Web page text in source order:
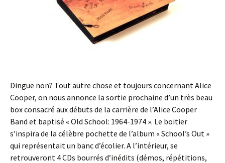
Dingue non? Tout autre chose et toujours concernant Alice
Cooper, on nous annonce la sortie prochaine d’un très beau
box consacré aux débuts de la carrière de l’Alice Cooper
Band et baptisé « Old School: 1964-1974 ». Le boitier
s’inspira de la célèbre pochette de l’album « School’s Out »
qui représentait un banc d’écolier. A l’intérieur, se
retrouveront 4 CDs bourrés d’inédits (démos, répétitions,